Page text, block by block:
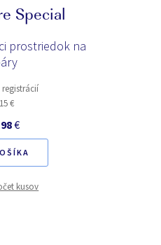
ULOŽIŤ
Special
prostriedok na
€
€
kusov